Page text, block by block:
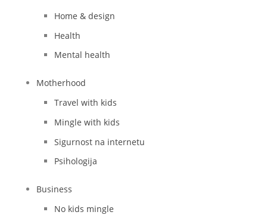
Home & design
Health
Mental health
Motherhood
Travel with kids
Mingle with kids
Sigurnost na internetu
Psihologija
Business
No kids mingle